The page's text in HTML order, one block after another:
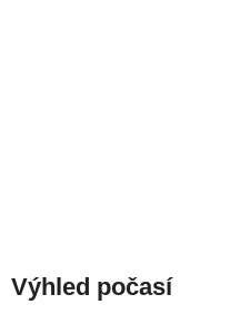
Výhled počasí